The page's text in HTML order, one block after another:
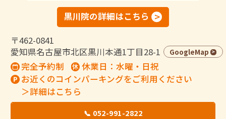
黒川院の詳細はこちら
〒462-0841
愛知県名古屋市北区黒川本通1丁目28-1
GoogleMap
完全予約制
休業日：水曜・日祝
お近くのコインパーキングをご利用ください
＞詳細はこちら
📞 052-991-2822